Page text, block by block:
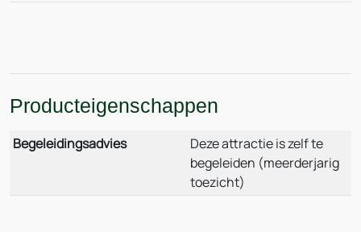
Producteigenschappen
Begeleidingsadvies
Deze attractie is zelf te
begeleiden (meerderjarig
toezicht)